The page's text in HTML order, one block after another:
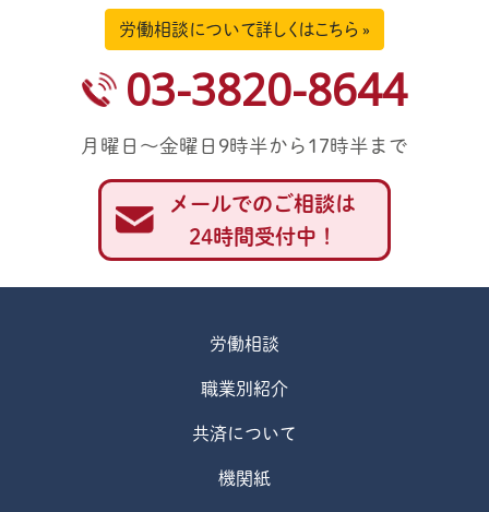
労働相談について詳しくはこちら »
03-3820-8644
月曜日～金曜日9時半から17時半まで
メールでのご相談は
24時間受付中！
労働相談
職業別紹介
共済について
機関紙